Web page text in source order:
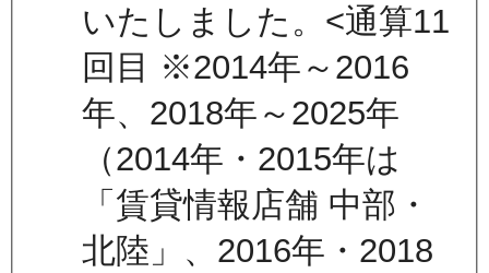
いたしました。<通算11
回目 ※2014年～2016
年、2018年～2025年
（2014年・2015年は
「賃貸情報店舗 中部・
北陸」、2016年・2018